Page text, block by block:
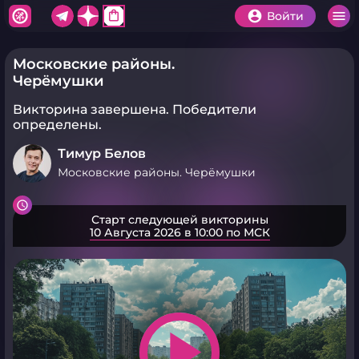
shopping_bag Войти
Московские районы.
Черёмушки
Викторина завершена. Победители
определены.
Тимур Белов
Московские районы. Черёмушки
Старт следующей викторины
10 Августа 2026 в 10:00 по МСК